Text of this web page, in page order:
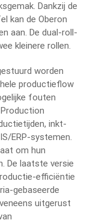
Dankzij de
kan de Oberon
aan. De dual-roll-
kleinere rollen.
worden
productieflow
fouten
inkt-
ERP-systemen.
om hun
De laatste versie
efficiëntie
gebaseerde
uitgerust